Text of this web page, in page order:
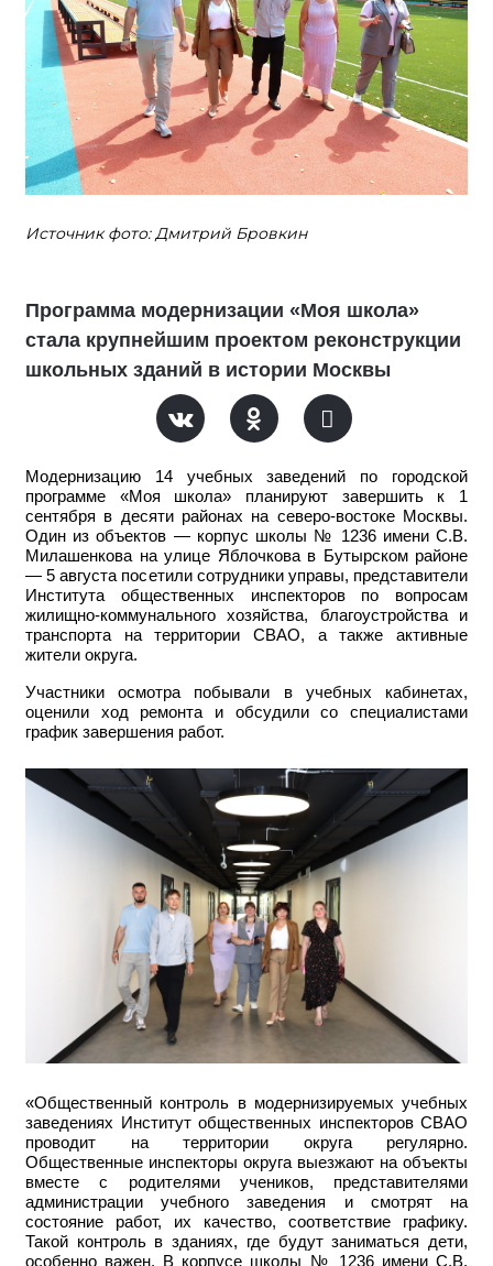
Источник фото: Дмитрий Бровкин
Программа модернизации «Моя школа»
стала крупнейшим проектом реконструкции
школьных зданий в истории Москвы
Модернизацию 14 учебных заведений по городской
программе «Моя школа» планируют завершить к 1
сентября в десяти районах на северо-востоке Москвы.
Один из объектов — корпус школы № 1236 имени С.В.
Милашенкова на улице Яблочкова в Бутырском районе
— 5 августа посетили сотрудники управы, представители
Института общественных инспекторов по вопросам
жилищно-коммунального хозяйства, благоустройства и
транспорта на территории СВАО, а также активные
жители округа.
Участники осмотра побывали в учебных кабинетах,
оценили ход ремонта и обсудили со специалистами
график завершения работ.
«Общественный контроль в модернизируемых учебных
заведениях Институт общественных инспекторов СВАО
проводит на территории округа регулярно.
Общественные инспекторы округа выезжают на объекты
вместе с родителями учеников, представителями
администрации учебного заведения и смотрят на
состояние работ, их качество, соответствие графику.
Такой контроль в зданиях, где будут заниматься дети,
особенно важен. В корпусе школы № 1236 имени С.В.